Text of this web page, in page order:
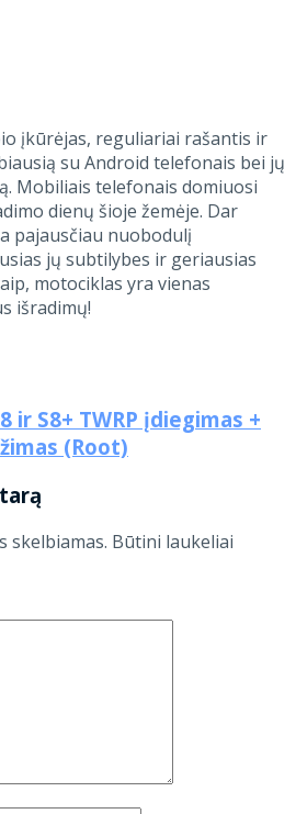
įkūrėjas, reguliariai rašantis ir
su Android telefonais bei jų
Mobiliais telefonais domiuosi
dienų šioje žemėje. Dar
pajausčiau nuobodulį
jų subtilybes ir geriausias
motociklas yra vienas
išradimų!
ir S8+ TWRP įdiegimas +
(Root)
skelbiamas. Būtini laukeliai